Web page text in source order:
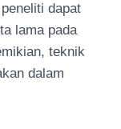
dapat
lama pada
teknik
dalam